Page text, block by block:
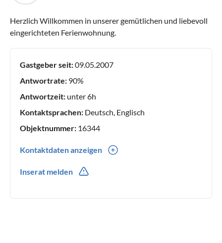
Herzlich Willkommen in unserer gemütlichen und liebevoll
eingerichteten Ferienwohnung.
Gastgeber seit:09.05.2007
Antwortrate: 90%
Antwortzeit: unter 6h
Kontaktsprachen: Deutsch, Englisch
Objektnummer: 16344
Kontaktdaten anzeigen
Inserat melden